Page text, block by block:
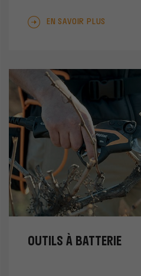
EN SAVOIR PLUS
OUTILS À BATTERIE